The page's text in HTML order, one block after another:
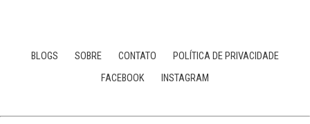
BLOGS SOBRE CONTATO
POLÍTICA DE PRIVACIDADE
FACEBOOK
INSTAGRAM